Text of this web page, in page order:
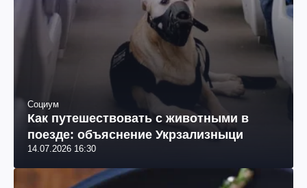
Социум
Как путешествовать с животными в
поезде: объяснение Укрзализныци
14.07.2026 16:30